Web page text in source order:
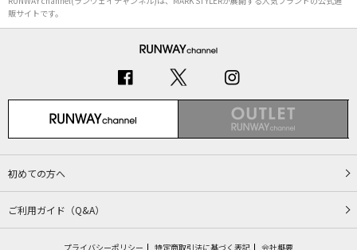
販サイトです。
初めての方へ
ご利用ガイド（Q&A）
プライバシーポリシー 特定商取引法に基づく表記 会社概要